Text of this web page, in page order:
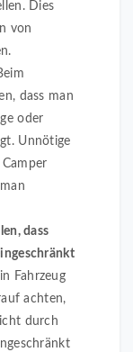
Dies
von
dass man
oder
Unnötige
dass
Fahrzeug
achten,
durch